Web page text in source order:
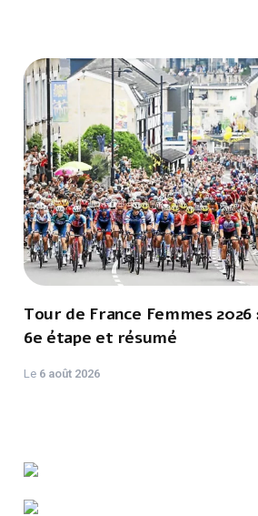
Tour de France Femmes
6e étape et résumé
Le 6 août 2026